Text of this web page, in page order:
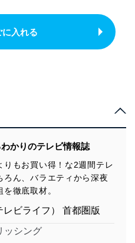
に入れる
かりのテレビ情報誌
りもお買い得！な2週間テレ
ろん、バラエティから深夜
徹底取材。
レビライフ） 首都圏版
ッシング